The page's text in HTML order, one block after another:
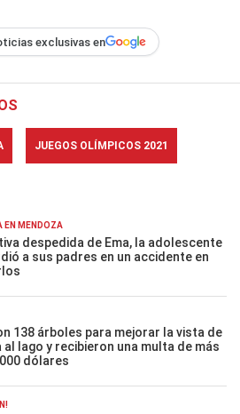
exclusivas en
JUEGOS OLÍMPICOS 2021
EN MENDOZA
despedida de Ema, la adolescente
a sus padres en un accidente en
138 árboles para mejorar la vista de
al lago y recibieron una multa de más
dólares